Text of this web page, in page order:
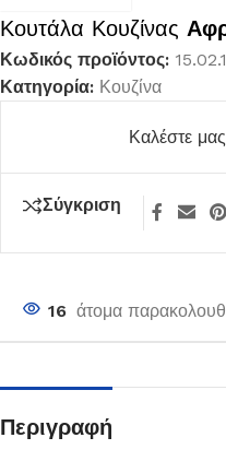
Κουτάλα Κουζίνας
Κωδικός προϊόντος:
Κατηγορία: Κουζίνα
Καλέστε
Σύγκριση
16 άτομα
Περιγραφή